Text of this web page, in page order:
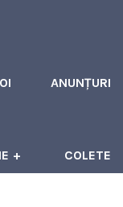
ANUNȚURI
COLETE